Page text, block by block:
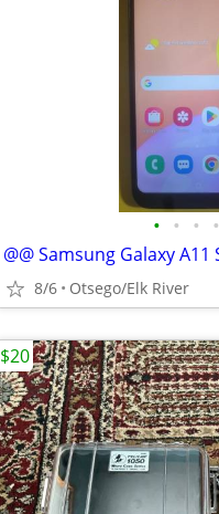
• • • •
8/6 Otsego/Elk River
$20